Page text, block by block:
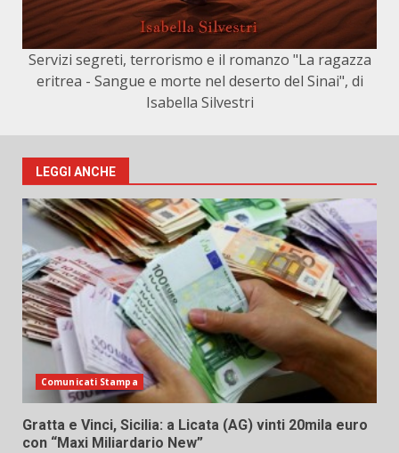
Servizi segreti, terrorismo e il romanzo "La ragazza
eritrea - Sangue e morte nel deserto del Sinai", di
Isabella Silvestri
LEGGI ANCHE
Comunicati Stampa
Gratta e Vinci, Sicilia: a Licata (AG) vinti 20mila euro
con “Maxi Miliardario New”